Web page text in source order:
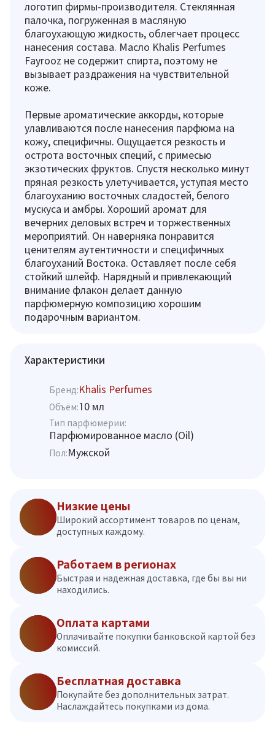
логотип фирмы-производителя. Стеклянная
палочка, погруженная в масляную
благоухающую жидкость, облегчает процесс
нанесения состава. Масло Khalis Perfumes
Fayrooz не содержит спирта, поэтому не
вызывает раздражения на чувствительной
коже.
Первые ароматические аккорды, которые
улавливаются после нанесения парфюма на
кожу, специфичны. Ощущается резкость и
острота восточных специй, с примесью
экзотических фруктов. Спустя несколько минут
пряная резкость улетучивается, уступая место
благоуханию восточных сладостей, белого
мускуса и амбры. Хороший аромат для
вечерних деловых встреч и торжественных
мероприятий. Он наверняка понравится
ценителям аутентичности и специфичных
благоуханий Востока. Оставляет после себя
стойкий шлейф. Нарядный и привлекающий
внимание флакон делает данную
парфюмерную композицию хорошим
подарочным вариантом.
Характеристики
Бренд:Khalis Perfumes
Объём:10 мл
Тип парфюмерии:
Парфюмированное масло (Oil)
Пол:Мужской
Низкие цены
Широкий ассортимент товаров по ценам,
доступных каждому.
Работаем в регионах
Быстрая и надежная доставка, где бы вы ни
находились.
Оплата картами
Оплачивайте покупки банковской картой без
комиссий.
Бесплатная доставка
Покупайте без дополнительных затрат.
Наслаждайтесь покупками из дома.